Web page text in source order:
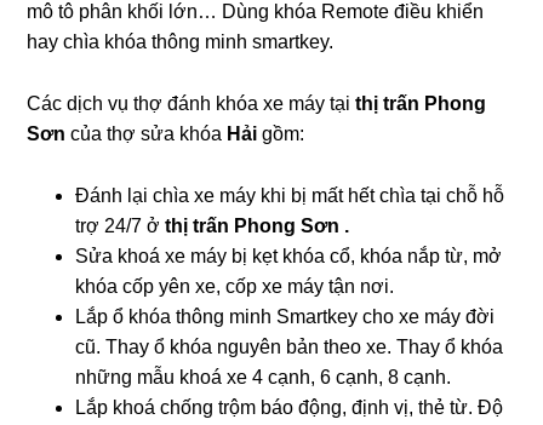
mô tô phân khối lớn… Dùng khóa Remote điều khiển
hay chìa khóa thông minh smartkey.
Các dịch vụ thợ đánh khóa xe máy tạithị trấn Phong
Sơncủa thợ sửa khóa Hải gồm:
Đánh lại chìa xe máy khi bị mất hết chìa tại chỗ hỗ
trợ 24/7 ởthị trấn Phong Sơn .
Sửa khoá xe máy bị kẹt khóa cổ, khóa nắp từ, mở
khóa cốp yên xe, cốp xe máy tận nơi.
Lắp ổ khóa thông minh Smartkey cho xe máy đời
cũ. Thay ổ khóa nguyên bản theo xe. Thay ổ khóa
những mẫu khoá xe 4 cạnh, 6 cạnh, 8 cạnh.
Lắp khoá chống trộm báo động, định vị, thẻ từ. Độ